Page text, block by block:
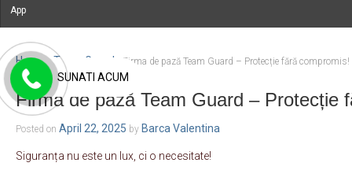
App
Home › Team Guard Firma de pază Team Guard – Protecție fără compromis!
Firma de pază Team Guard – Protecție
Posted on April 22, 2025 by Barca Valentina
Siguranța nu este un lux, ci o necesitate!
SUNATI ACUM